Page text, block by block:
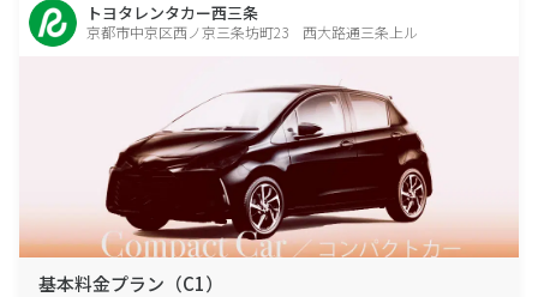
トヨタレンタカー西三条
京都市中京区西ノ京三条坊町23 西大路通三条上ル
基本料金プラン（C1）